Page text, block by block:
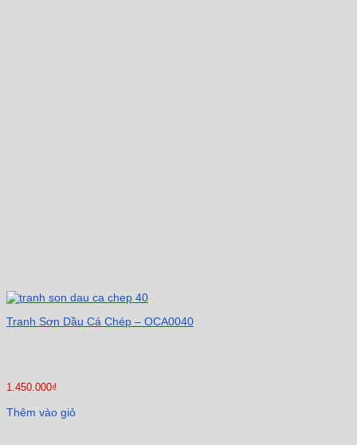
Tranh Sơn Dầu Cá Chép – OCA0040
1.450.000₫
Thêm vào giỏ